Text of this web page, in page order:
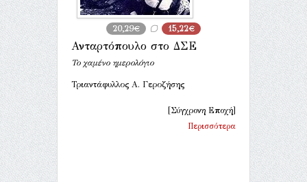
20,29€ 15,22€
Ανταρτόπουλο στο ΔΣΕ
Το χαμένο ημερολόγιο
Τριαντάφυλλος Α. Γεροζήσης
[Σύγχρονη Εποχή]
Περισσότερα